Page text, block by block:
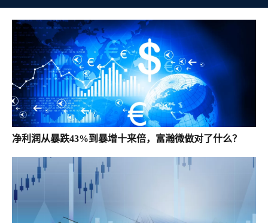
净利润从暴跌43%到暴增十来倍，富瀚微做对了什么？